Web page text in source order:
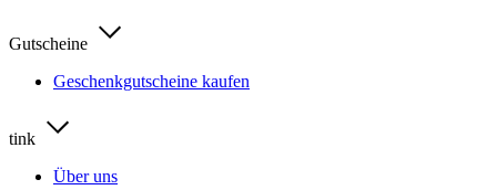
Gutscheine
Geschenkgutscheine kaufen
tink
Über uns